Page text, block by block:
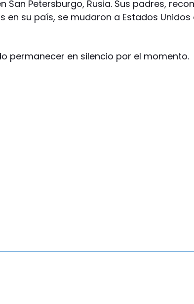
San Petersburgo, Rusia. Sus padres,
en su país, se mudaron a Estados Unidos
permanecer en silencio por el momento.